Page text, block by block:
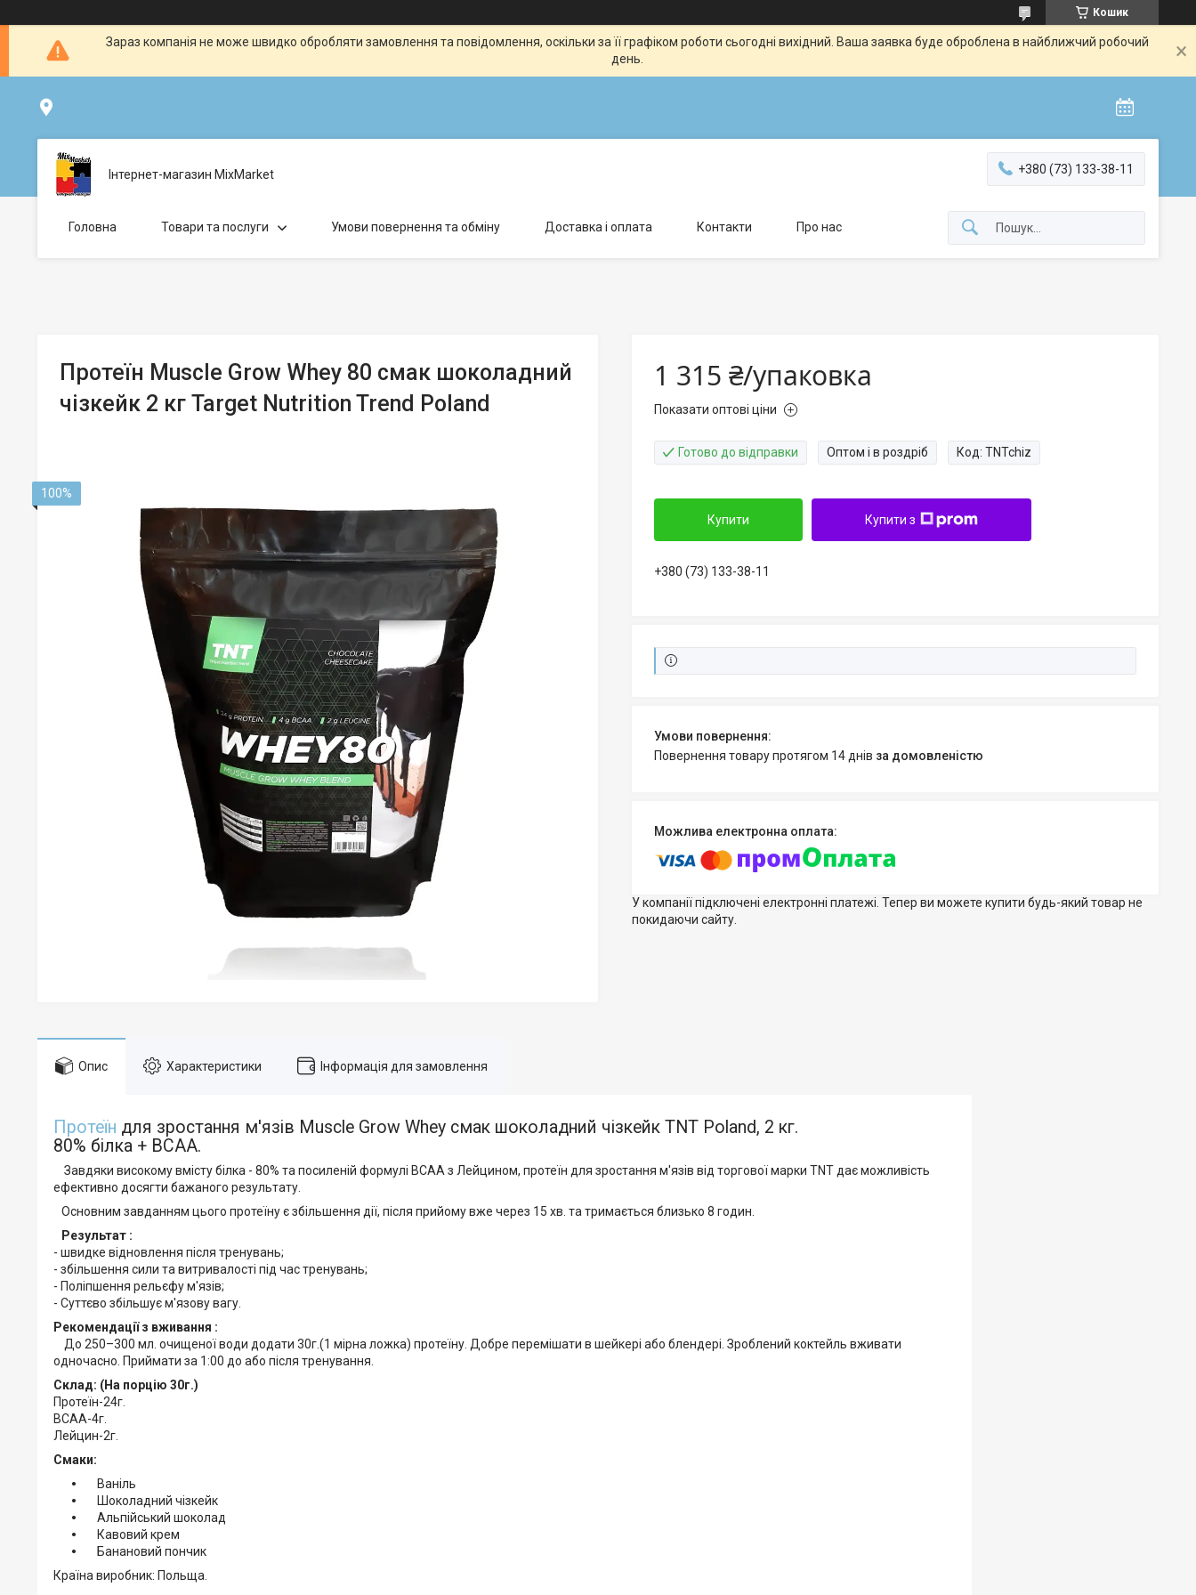
Кошик
Зараз компанія не може швидко обробляти замовлення та повідомлення, оскільки за її графіком роботи сьогодні вихідний. Ваша заявка буде оброблена в найближчий робочий
день.
Інтернет-магазин MixMarket +380 (73) 133-38-11
Головна Товари та послуги Умови повернення та обміну Доставка і оплата Контакти Про нас
Протеїн Muscle Grow Whey 80 смак шоколадний
чізкейк 2 кг Target Nutrition Trend Poland
100%
1 315 ₴/упаковка
Показати оптові ціни
Готово до відправки Оптом і в роздріб Код: TNTchiz
Купити Купити з
+380 (73) 133-38-11
повернення товару протягом 14 днів за домовленістю
У компанії підключені електронні платежі. Тепер ви можете купити будь-який товар не
покидаючи сайту.
Опис Характеристики Інформація для замовлення
Протеїн для зростання м'язів Muscle Grow Whey смак шоколадний чізкейк TNT Poland, 2 кг.
80% білка + ВСАА.
Завдяки високому вмісту білка - 80% та посиленій формулі BCAA з Лейцином, протеїн для зростання м'язів від торгової марки TNT дає можливість
ефективно досягти бажаного результату.
Основним завданням цього протеїну є збільшення дії, після прийому вже через 15 хв. та тримається близько 8 годин.
Результат :
- швидке відновлення після тренувань;
- збільшення сили та витривалості під час тренувань;
- Поліпшення рельєфу м'язів;
- Суттєво збільшує м'язову вагу.
Рекомендації з вживання :
До 250–300 мл. очищеної води додати 30г.(1 мірна ложка) протеїну. Добре перемішати в шейкері або блендері. Зроблений коктейль вживати
одночасно. Приймати за 1:00 до або після тренування.
Склад: (На порцію 30г.)
Протеїн-24г.
ВСАА-4г.
Лейцин-2г.
Смаки:
Ваніль
Шоколадний чізкейк
Альпійський шоколад
Кавовий крем
Банановий пончик
Країна виробник: Польща.